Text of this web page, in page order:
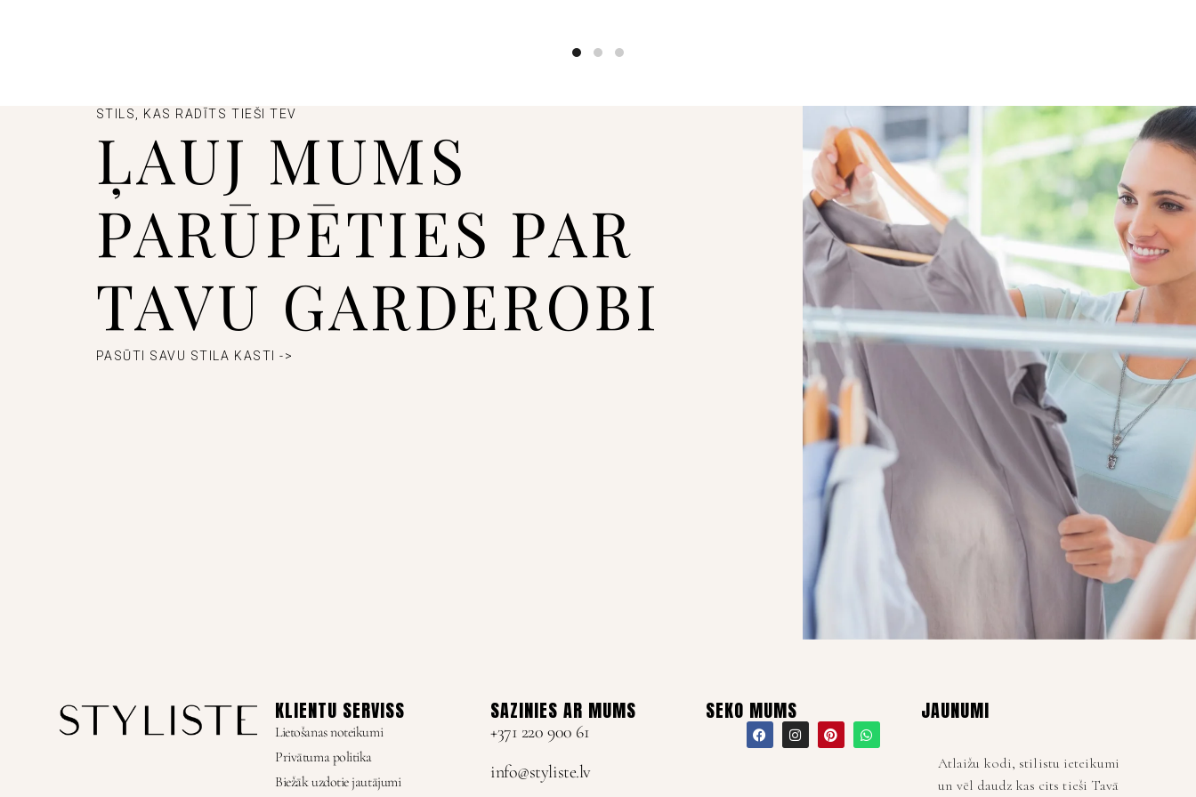
pirkuma gaitu. Ja pasūtījuma apmaksa nav veikta, pasūtījums sistēmā
uzrādās kā neaktīvs un netiek nodots uz izpildi, tāpēc pārliecinies
SKU:
Kategorija:
Birkas:
Share
STILS, KAS RADĪTS TIEŠI TEV
ĻAUJ MUMS
PARŪPĒTIES PAR
TAVU GARDEROBI
PASŪTI SAVU STILA KASTI ->
KLIENTU SERVISS
Lietošanas noteikumi
Privātuma politika
Biežāk uzdotie jautājumi
SAZINIES AR MUMS
+371 220 900 61
info@styliste.lv
SEKO MUMS JAUNUMI
Atlaižu kodi, stilistu ieteikumi
un vēl daudz kas cits tieši Tavā